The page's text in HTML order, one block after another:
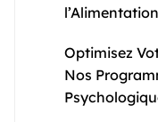
Optimisez
Nos